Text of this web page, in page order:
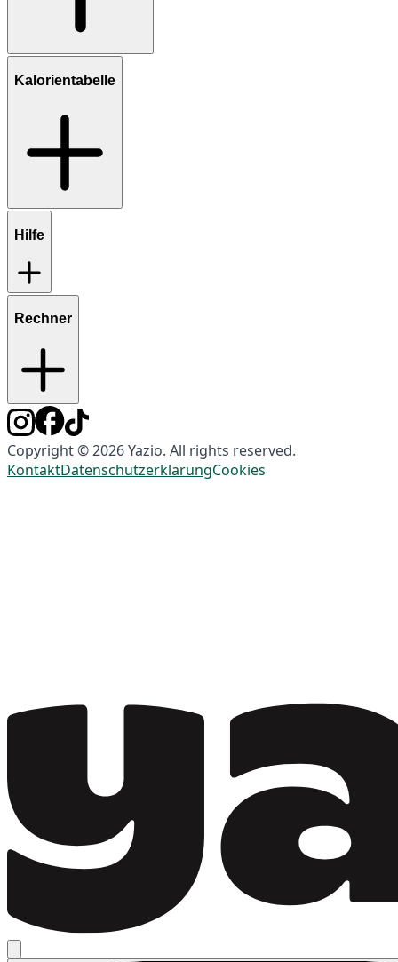
Kalorientabelle
Hilfe
Rechner
Copyright © 2026 Yazio. All rights reserved.
KontaktDatenschutzerklärungCookies